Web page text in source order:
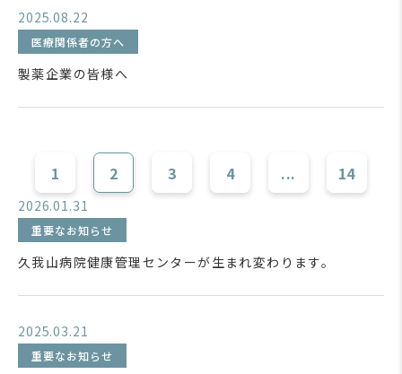
2025.08.22
医療関係者の方へ
製薬企業の皆様へ
1 2 3 4 ... 14
2026.01.31
重要なお知らせ
久我山病院健康管理センターが生まれ変わります。
2025.03.21
重要なお知らせ